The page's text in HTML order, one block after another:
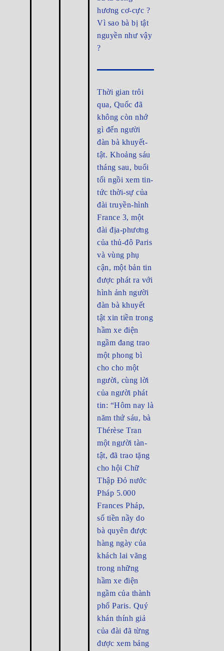
hương cơ-cực ?
Vì sao bà bị tật
nguyền như vậy
?
Thời gian trôi
qua, Quốc đã
không còn nhớ
gì đến người
đàn bà khuyết-
tật. Khoảng sáu
tháng sau, buổi
tối ngồi xem tin-
tức thời-sự của
đài truyền-hình
France 3, một
đài địa-phương
của thủ-đô Paris
và vùng phụ
cận, một bản tin
được phát ra với
hình ảnh người
đàn bà khuyết
tật xin tiền trong
hầm xe điện
ngầm đang trao
một phong bì
cho cho một
người, cùng lời
của người phát
tin: “Hôm nay là
năm thứ sáu, bà
Thérèse Tran
một người tàn-
tật, đã trao tặng
cho hội Chữ
Thập Đỏ nước
Pháp 5.000
Frances Pháp,
số tiền nầy do
bà quyên được
hàng ngày của
khách lai vãng
trong những
hầm xe điện
ngầm của thành
phố Paris. Quý
khán thính giả
của đài đã từng
được xem bảng